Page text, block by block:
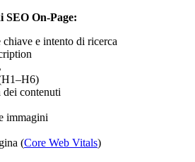
SEO On-Page:
e intento di ricerca
dei contenuti
immagini
(Core Web Vitals)